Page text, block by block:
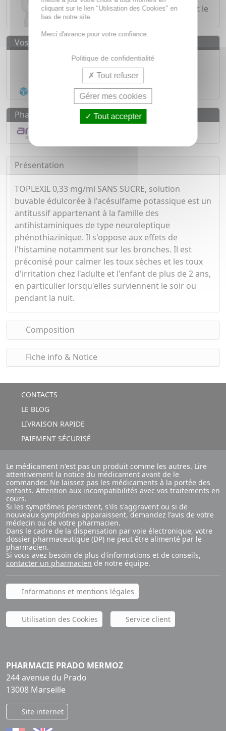
lundi au vendredi de8h à 20h
et le
samedi de
Vos avantages
Médicaments d'origineCERTIFIÉE
médicaments
Acheminement Chronoposten 24h*
Pharmacovigilance
Présentation
TOPLEXIL 0,33 mg/ml SANS SUCRE, solution
buvable édulcorée à l'acésulfame potassique est un
antitussif appartenant à la famille des
antihistaminiques de type neuroleptique
phénothiazinique. Il s'oppose aux effets de
l'histamine notamment sur les bronches. Il est
préconisé pour calmer les toux sèches et les toux
d'irritation chez l'adulte et l'enfant de plus de 2 ans,
en particulier lorsqu'elles surviennent le soir ou
pendant la nuit.
Composition
Fiche info & Notice
CONTACTS
LE BLOG
LIVRAISON RAPIDE
PAIEMENT SÉCURISÉ
Le médicament n'est pas un produit comme les autres. Lire
attentivement la notice du médicament avant de le
commander. Ne laissez pas les médicaments à la portée des
enfants. Attention aux incompatibilités avec vos traitements en
cours.
Si les symptômes persistent, s'ils s'aggravent ou si de
nouveaux symptômes apparaissent, demandez l'avis de votre
médecin ou de votre pharmacien.
Dans le cadre de la dispensation par voie électronique, votre
dossier pharmaceutique (DP) ne peut être alimenté par le
pharmacien.
Si vous avez besoin de plus d'informations et de conseils,
contacter un pharmacien de notre équipe.
Informations et mentions légales
Utilisation des Cookies Service client
PHARMACIE PRADO MERMOZ
244 avenue du Prado
13008 Marseille
Site internet
cliquant sur le lien "Utilisation des Cookies" en
bas de notre site.
Merci d'avance pour votre confiance.
Politique de confidentialité
Tout refuser
Gérer mes cookies
Tout accepter